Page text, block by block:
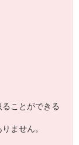
ことができる
ません。